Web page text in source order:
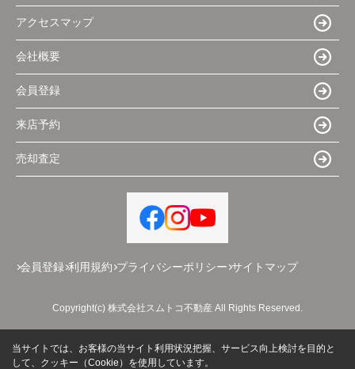
アクセスマップ
会社概要
会員登録
来店予約
売却査定
会員登録 利用規約 プライバシーポリシー サイトマップ
Copyright(c) 株式会社スムトコ不動産 All Rights Reserved.
当サイトでは、お客様の当サイト利用状況把握、サービス向上検討を目的と
して、クッキー（Cookie）を使用しています。